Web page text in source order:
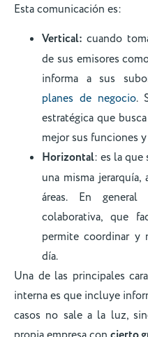
Esta comunicación es:
Vertical: cuando
de sus emisores
informa a sus
planes de negocio.
estratégica que
mejor sus funciones
Horizontal: es la que
una misma
áreas. En
colaborativa, que
permite coordinar y
día.
Una de las principales
interna es que incluye
casos no sale a la luz,